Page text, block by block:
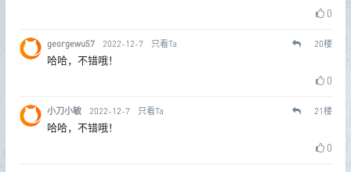
0
georgewu57 2022-12-7 只看Ta 20楼
哈哈，不错哦！
0
小刀小敏 2022-12-7 只看Ta 21楼
哈哈，不错哦！
0